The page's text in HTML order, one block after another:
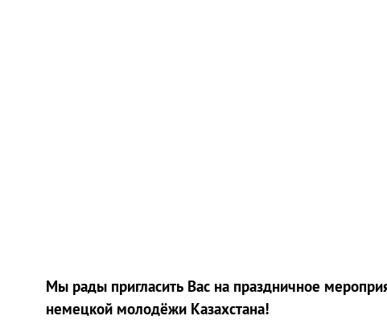
Мы рады пригласить Вас на праздничное
немецкой молодёжи Казахстана!